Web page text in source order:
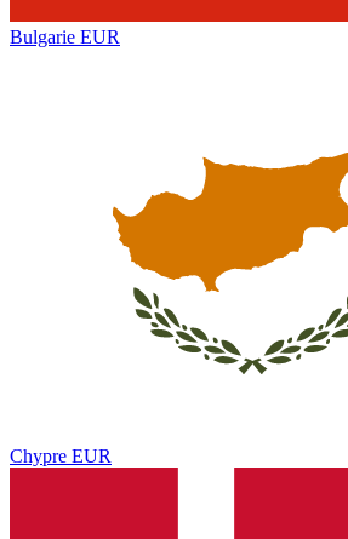
Bulgarie EUR
Chypre EUR